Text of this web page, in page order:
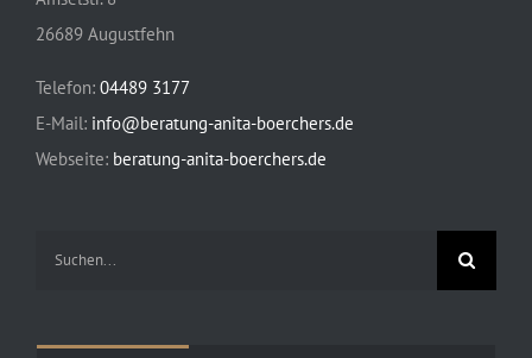
26689 Augustfehn
Telefon: 04489 3177
E-Mail: info@beratung-anita-boerchers.de
Webseite: beratung-anita-boerchers.de